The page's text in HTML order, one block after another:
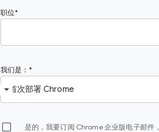
职位
我们是：
是的，我要订阅 Chrome 企业版电子邮件